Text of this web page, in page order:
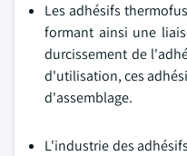
Les adhésifs
formant ainsi une
durcissement de
d'utilisation, ces
d'assemblage.
L'industrie des